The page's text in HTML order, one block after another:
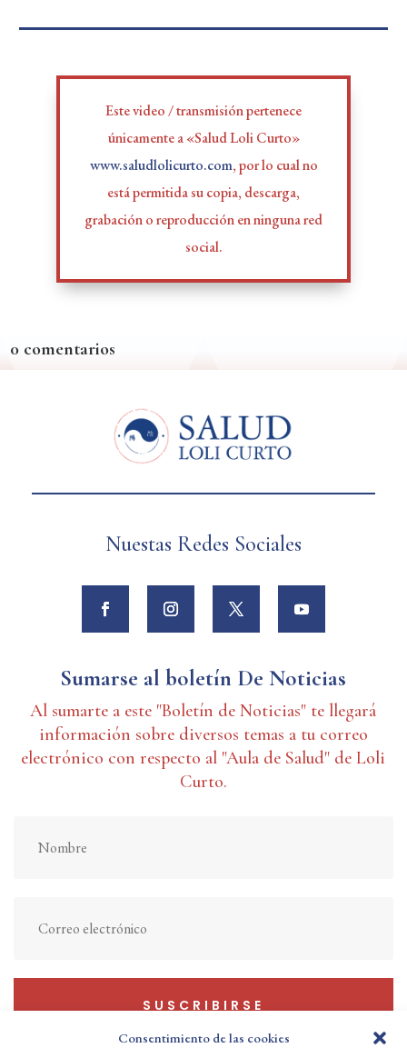
Consentimiento de las cookies
Este video / transmisión pertenece
únicamente a «Salud Loli Curto»
www.saludlolicurto.com, por lo cual no
está permitida su copia, descarga,
grabación o reproducción en ninguna red
social.
0 comentarios
Nuestas Redes Sociales
Sumarse al boletín De Noticias
Al sumarte a este "Boletín de Noticias" te llegará
información sobre diversos temas a tu correo
electrónico con respecto al "Aula de Salud" de Loli
Curto.
SUSCRIBIRSE